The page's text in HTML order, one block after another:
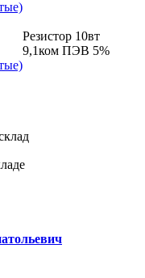
Резистор 10вт
9,1ком ПЭВ 5%